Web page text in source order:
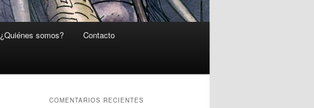
¿Quiénes somos? Contacto
COMENTARIOS RECIENTES